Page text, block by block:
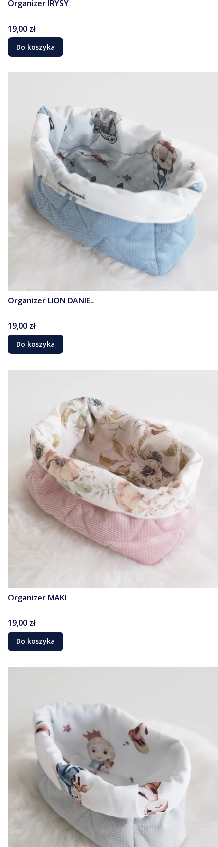
Organizer IRYSY
Cena
19,00 zł
Do koszyka
Organizer LION DANIEL
Cena
19,00 zł
Do koszyka
Organizer MAKI
Cena
19,00 zł
Do koszyka